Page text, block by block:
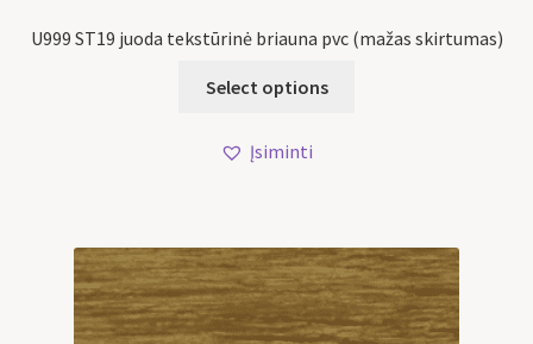
U999 ST19 juoda tekstūrinė briauna pvc (mažas skirtumas)
Select options
Įsiminti